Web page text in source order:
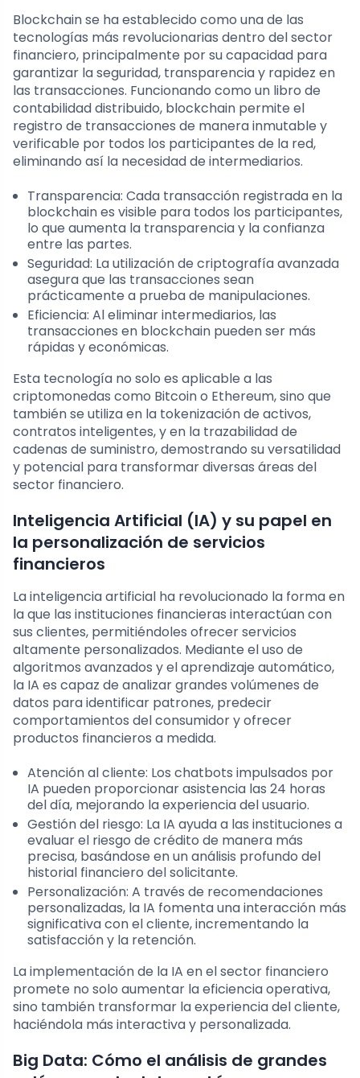
Blockchain se ha establecido como una de las
tecnologías más revolucionarias dentro del sector
financiero, principalmente por su capacidad para
garantizar la seguridad, transparencia y rapidez en
las transacciones. Funcionando como un libro de
contabilidad distribuido, blockchain permite el
registro de transacciones de manera inmutable y
verificable por todos los participantes de la red,
eliminando así la necesidad de intermediarios.
Transparencia: Cada transacción registrada en la
blockchain es visible para todos los participantes,
lo que aumenta la transparencia y la confianza
entre las partes.
Seguridad: La utilización de criptografía avanzada
asegura que las transacciones sean
prácticamente a prueba de manipulaciones.
Eficiencia: Al eliminar intermediarios, las
transacciones en blockchain pueden ser más
rápidas y económicas.
Esta tecnología no solo es aplicable a las
criptomonedas como Bitcoin o Ethereum, sino que
también se utiliza en la tokenización de activos,
contratos inteligentes, y en la trazabilidad de
cadenas de suministro, demostrando su versatilidad
y potencial para transformar diversas áreas del
sector financiero.
Inteligencia Artificial (IA) y su papel en
la personalización de servicios
financieros
La inteligencia artificial ha revolucionado la forma en
la que las instituciones financieras interactúan con
sus clientes, permitiéndoles ofrecer servicios
altamente personalizados. Mediante el uso de
algoritmos avanzados y el aprendizaje automático,
la IA es capaz de analizar grandes volúmenes de
datos para identificar patrones, predecir
comportamientos del consumidor y ofrecer
productos financieros a medida.
Atención al cliente: Los chatbots impulsados por
IA pueden proporcionar asistencia las 24 horas
del día, mejorando la experiencia del usuario.
Gestión del riesgo: La IA ayuda a las instituciones a
evaluar el riesgo de crédito de manera más
precisa, basándose en un análisis profundo del
historial financiero del solicitante.
Personalización: A través de recomendaciones
personalizadas, la IA fomenta una interacción más
significativa con el cliente, incrementando la
satisfacción y la retención.
La implementación de la IA en el sector financiero
promete no solo aumentar la eficiencia operativa,
sino también transformar la experiencia del cliente,
haciéndola más interactiva y personalizada.
Big Data: Cómo el análisis de grandes